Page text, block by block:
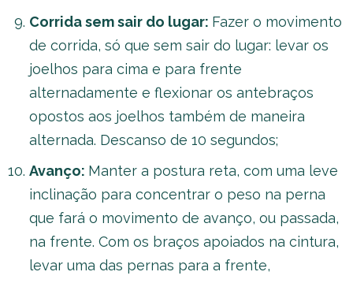
Corrida sem sair do lugar: Fazer o movimento
de corrida, só que sem sair do lugar: levar os
joelhos para cima e para frente
alternadamente e flexionar os antebraços
opostos aos joelhos também de maneira
alternada. Descanso de 10 segundos;
Avanço: Manter a postura reta, com uma leve
inclinação para concentrar o peso na perna
que fará o movimento de avanço, ou passada,
na frente. Com os braços apoiados na cintura,
levar uma das pernas para a frente,